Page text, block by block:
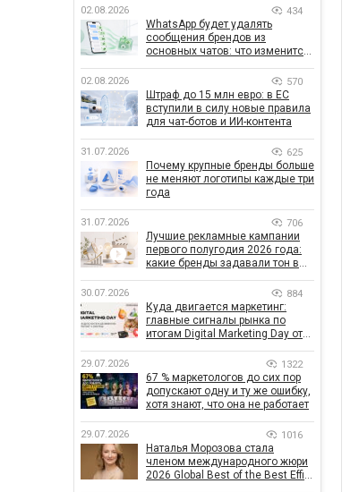
рекордным за последние 5 лет
02.08.2026 434
WhatsApp будет удалять
сообщения брендов из
основных чатов: что изменится
02.08.2026 570
Штраф до 15 млн евро: в ЕС
вступили в силу новые правила
для чат-ботов и ИИ-контента
31.07.2026 625
Почему крупные бренды больше
не меняют логотипы каждые три
года
31.07.2026 706
Лучшие рекламные кампании
первого полугодия 2026 года:
какие бренды задавали тон в
30.07.2026 884
Куда двигается маркетинг:
главные сигналы рынка по
итогам Digital Marketing Day от
29.07.2026 1322
67 % маркетологов до сих пор
допускают одну и ту же ошибку,
хотя знают, что она не работает
29.07.2026 1016
Наталья Морозова стала
членом международного жюри
2026 Global Best of the Best Effie